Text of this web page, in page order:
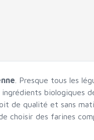
. Presque tous les
biologiques
de qualité et sans
choisir des farines